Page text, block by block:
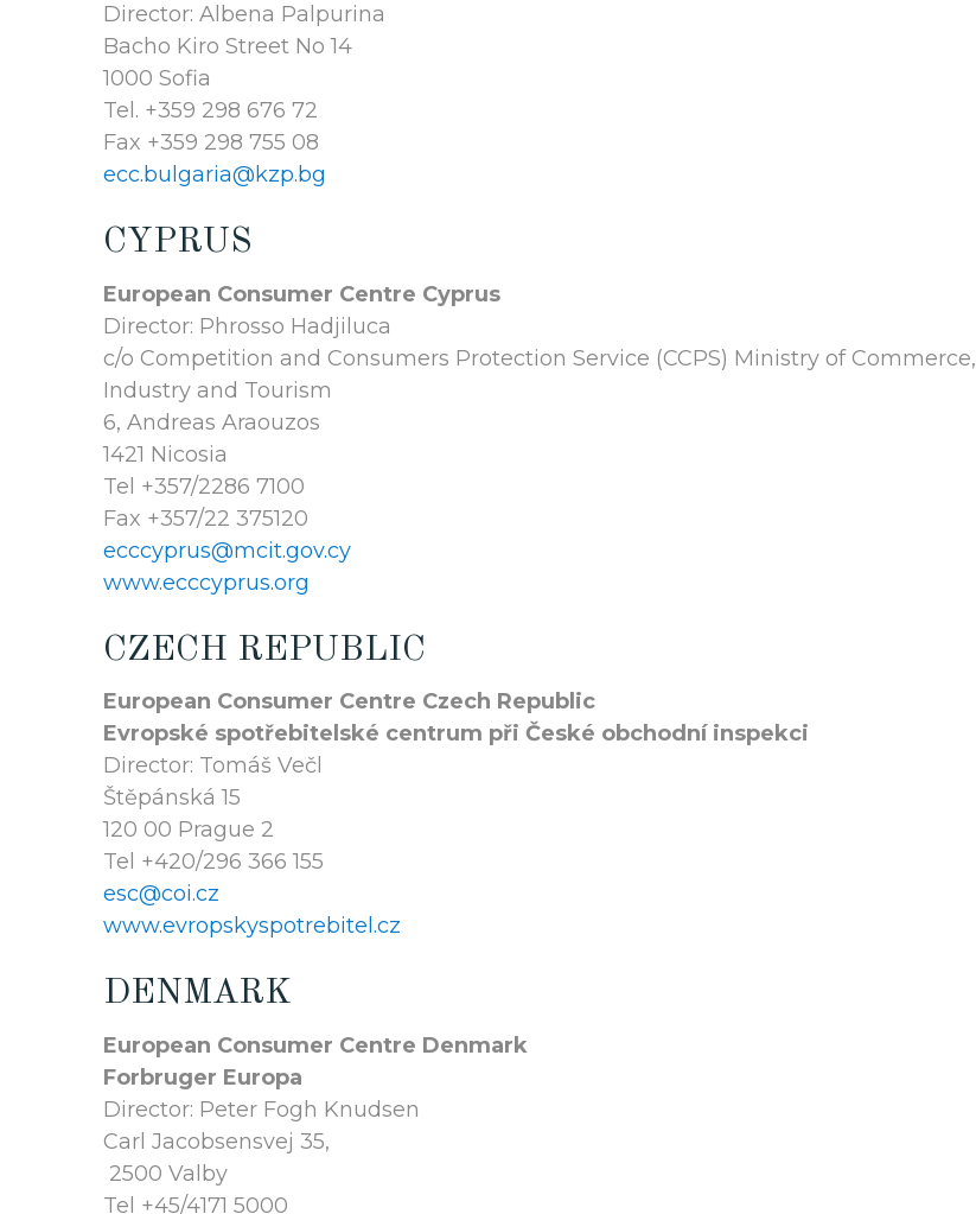
Director: Albena Palpurina
Bacho Kiro Street No 14
1000 Sofia
Tel. +359 298 676 72
Fax +359 298 755 08
ecc.bulgaria@kzp.bg
CYPRUS
European Consumer Centre Cyprus
Director: Phrosso Hadjiluca
c/o Competition and Consumers Protection Service (CCPS) Ministry of Commerce,
Industry and Tourism
6, Andreas Araouzos
1421 Nicosia
Tel +357/2286 7100
Fax +357/22 375120
ecccyprus@mcit.gov.cy
www.ecccyprus.org
CZECH REPUBLIC
European Consumer Centre Czech Republic
Evropské spotřebitelské centrum při České obchodní inspekci
Director: Tomáš Večl
Štěpánská 15
120 00 Prague 2
Tel +420/296 366 155
esc@coi.cz
www.evropskyspotrebitel.cz
DENMARK
European Consumer Centre Denmark
Forbruger Europa
Director: Peter Fogh Knudsen
Carl Jacobsensvej 35,
2500 Valby
Tel +45/4171 5000